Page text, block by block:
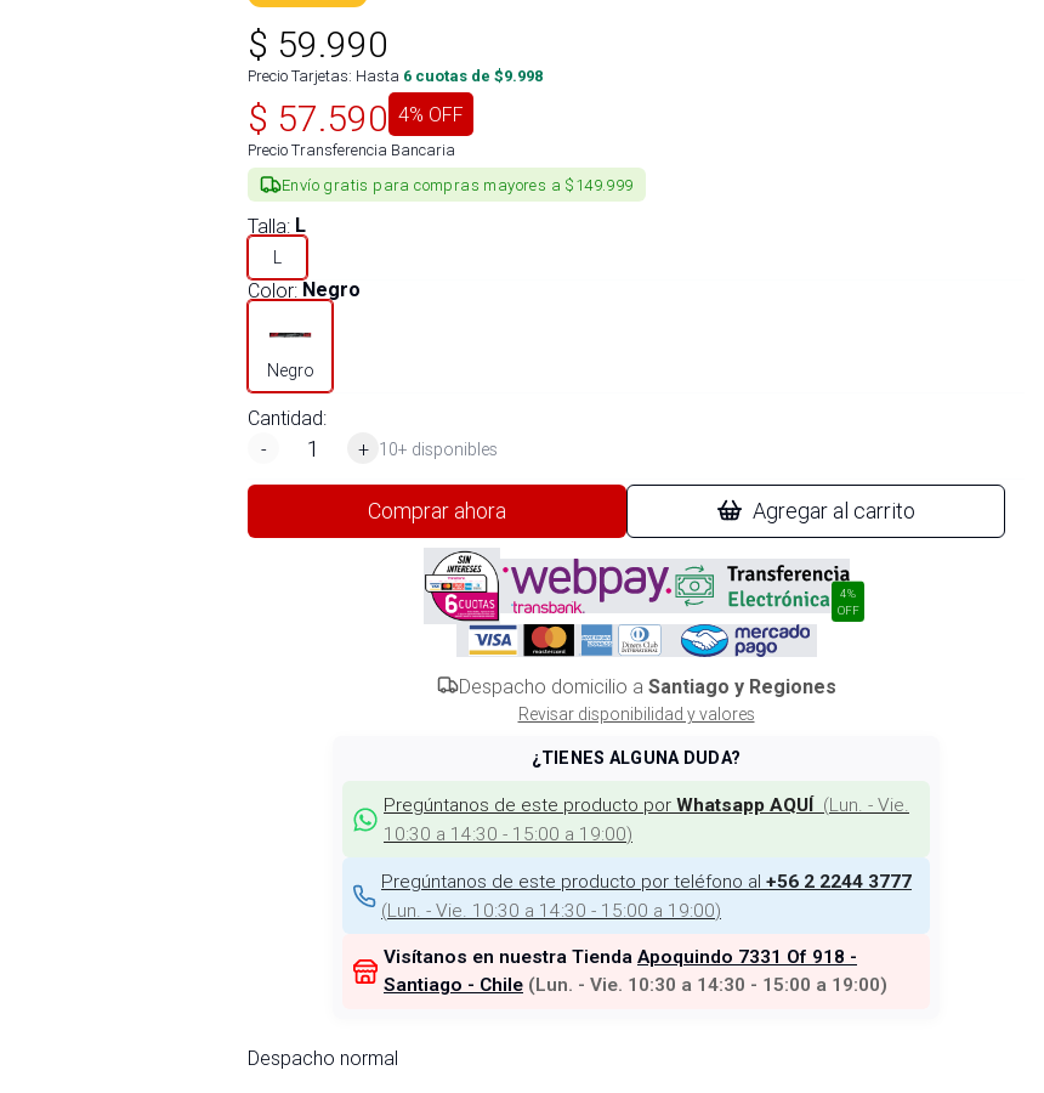
$ 59.990
Precio Tarjetas: Hasta 6 cuotas de $9.998
$ 57.590 4% OFF
Precio Transferencia Bancaria
Envío gratis para compras mayores a $149.999
Talla: L
L
Color: Negro
Negro
Cantidad:
-
+ 10+ disponibles
Comprar ahora Agregar al carrito
4%
OFF
Despacho domicilio a Santiago y Regiones
Revisar disponibilidad y valores
¿TIENES ALGUNA DUDA?
Pregúntanos de este producto por Whatsapp AQUÍ (Lun. - Vie.
10:30 a 14:30 - 15:00 a 19:00)
Pregúntanos de este producto por teléfono al +56 2 2244 3777
(Lun. - Vie. 10:30 a 14:30 - 15:00 a 19:00)
Visítanos en nuestra Tienda Apoquindo 7331 Of 918 -
Santiago - Chile (Lun. - Vie. 10:30 a 14:30 - 15:00 a 19:00)
Despacho normal